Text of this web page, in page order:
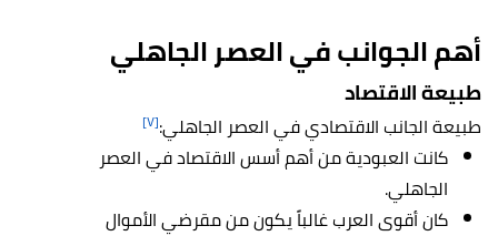
أهم الجوانب في العصر الجاهلي
طبيعة الاقتصاد
طبيعة الجانب الاقتصادي في العصر الجاهلي:[٧]
كانت العبودية من أهم أسس الاقتصاد في العصر
الجاهلي.
كان أقوى العرب غالباً يكون من مقرضي الأموال